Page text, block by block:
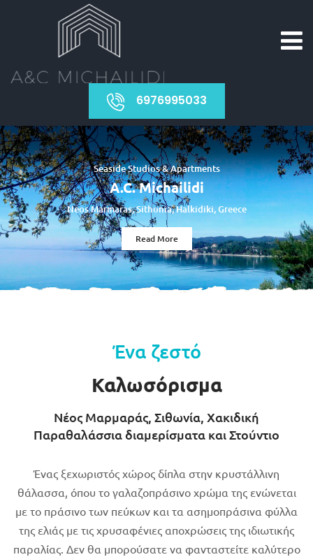
6976995033
Seaside Studios & Apartments
A.C. Michailidi
Neos Marmaras, Sithonia, Halkidiki, Greece
Read More
Ένα ζεστό
Καλωσόρισμα
Νέος Μαρμαράς, Σιθωνία, Χακιδική
Παραθαλάσσια διαμερίσματα και Στούντιο
Ένας ξεχωριστός χώρος δίπλα στην κρυστάλλινη
θάλασσα, όπου το γαλαζοπράσινο χρώμα της ενώνεται
με το πράσινο των πεύκων και τα ασημοπράσινα φύλλα
της ελιάς με τις χρυσαφένιες αποχρώσεις της ιδιωτικής
παραλίας. Δεν θα μπορούσατε να φανταστείτε καλύτερο